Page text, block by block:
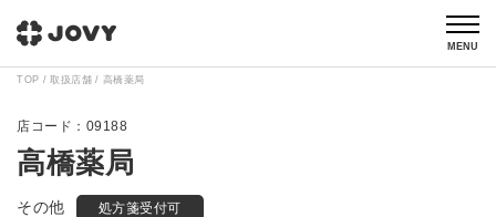
MENU
TOP 取扱店舗 高橋薬局
09188
高橋薬局
その他 処方箋受付可